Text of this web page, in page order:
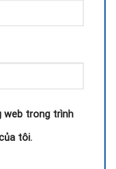
web trong trình
tôi.